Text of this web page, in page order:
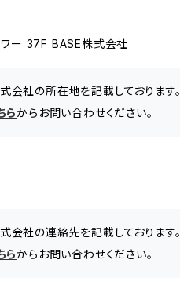
ー 37F BASE株式会社
会社の所在地を記載しております。
らからお問い合わせください。
会社の連絡先を記載しております。
らからお問い合わせください。